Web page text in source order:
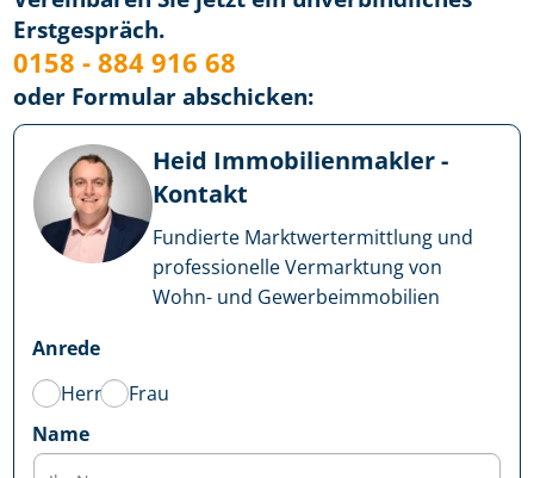
Erstgespräch.
0158 - 884 916 68
oder Formular abschicken:
Heid Im­mo­bi­li­en­mak­ler -
Kontakt
Fundierte Markt­wert­ermitt­lung und
professionelle Vermarktung von
Wohn- und Ge­wer­be­im­mo­bi­li­en
Anrede
Herr
Frau
Name